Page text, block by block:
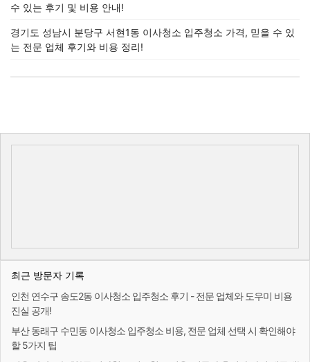
수 있는 후기 및 비용 안내!
경기도 성남시 분당구 서현1동 이사청소 입주청소 가격, 믿을 수 있
는 전문 업체 후기와 비용 정리!
최근 방문자 기록
인천 연수구 송도2동 이사청소 입주청소 후기 - 전문 업체와 도우미 비용
진실 공개!
부산 동래구 수민동 이사청소 입주청소 비용, 전문 업체 선택 시 확인해야
할 5가지 팁